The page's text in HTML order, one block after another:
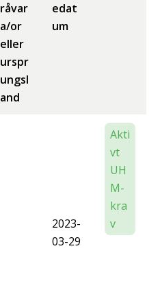
råvar
a/or
eller
urspr
ungsl
and
edat
um
2023-
03-29
Akti
vt
UH
M-
kra
v